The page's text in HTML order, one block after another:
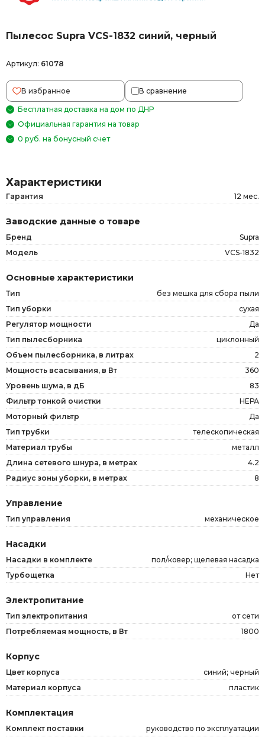
Пылесос Supra VCS-1832 синий, черный
Артикул: 61078
В избранное В сравнение
Бесплатная доставка на дом по ДНР
Официальная гарантия на товар
0 руб. на бонусный счет
Характеристики
Гарантия 12 мес.
Заводские данные о товаре
Бренд
Supra
Модель
VCS-1832
Основные характеристики
Тип
без мешка для сбора пыли
Тип уборки
сухая
Регулятор мощности
Да
Тип пылесборника
циклонный
Объем пылесборника, в литрах
2
Мощность всасывания, в Вт
360
Уровень шума, в дБ
83
Фильтр тонкой очистки
НЕРА
Моторный фильтр
Да
Тип трубки
телескопическая
Материал трубы
металл
Длина сетевого шнура, в метрах
4.2
Радиус зоны уборки, в метрах
8
Управление
Тип управления механическое
Насадки
Насадки в комплекте
пол/ковер; щелевая насадка
Турбощетка
Нет
Электропитание
Тип электропитания
от сети
Потребляемая мощность, в Вт
1800
Корпус
Цвет корпуса
синий; черный
Материал корпуса
пластик
Комплектация
Комплект поставки руководство по эксплуатации